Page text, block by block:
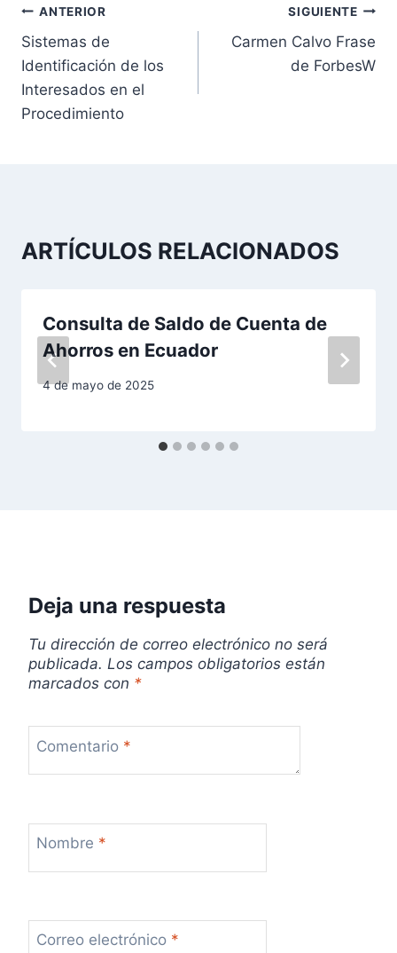
N
a
v
e
c
a
d
a
s
ANTERIOR
Sistemas de
Identificación de los
Interesados en el
Procedimiento
SIGUIENTE
Carmen Calvo Frase
de ForbesW
ARTÍCULOS RELACIONADOS
Consulta de Saldo de Cuenta de
Ahorros en Ecuador
4 de mayo de 2025
Deja una respuesta
Tu dirección de correo electrónico no será
publicada. Los campos obligatorios están
marcados con *
Comentario *
Nombre *
Correo electrónico *